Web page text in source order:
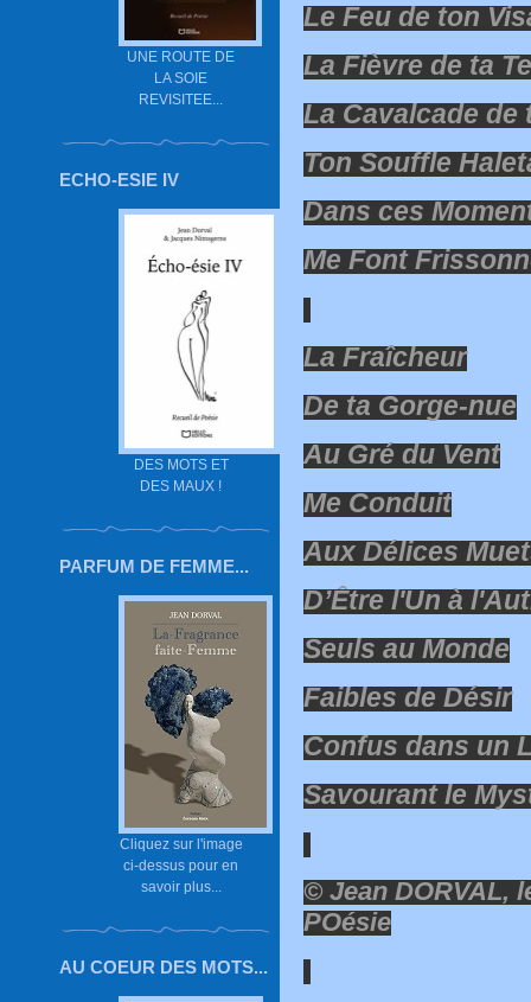
UNE ROUTE DE
LA SOIE
REVISITEE...
ECHO-ESIE IV
DES MOTS ET
DES MAUX !
PARFUM DE FEMME...
Cliquez sur l'image
ci-dessus pour en
savoir plus...
AU COEUR DES MOTS...
Le Feu de ton
La Fièvre de ta
La Cavalcade
Ton Souffle
Dans ces
Me Font
La Fraîcheur
De ta Gorge-nue
Au Gré du Vent
Me Conduit
Aux Délices
D’Être l'Un à
Seuls au Monde
Faibles de Désir
Confus dans un
Savourant le
© Jean DORVAL,
POésie